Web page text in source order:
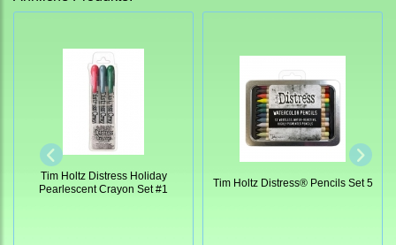
Tim Holtz Distress Holiday
Pearlescent Crayon Set #1
Tim Holtz Distress® Pencils Set 5